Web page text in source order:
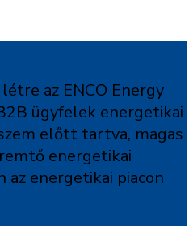
az ENCO Energy
ügyfelek energetikai
előtt tartva, magas
energetikai
energetikai piacon